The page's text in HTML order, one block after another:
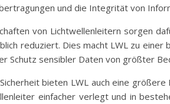
und die Integrität von
von Lichtwellenleitern sorgen
reduziert. Dies macht LWL zu
Schutz sensibler Daten von größter
bieten LWL auch eine
einfacher verlegt und in